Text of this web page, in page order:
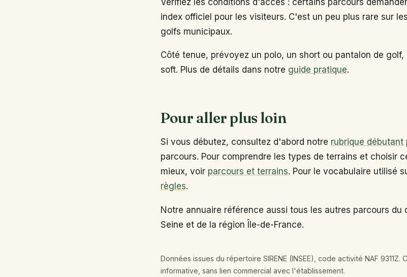
index officiel pour les visiteurs. C'est un peu plus rare sur
golfs municipaux.
Côté tenue, prévoyez un polo, un short ou pantalon de
soft. Plus de détails dans notre guide pratique.
Pour aller plus loin
Si vous débutez, consultez d'abord notre rubrique débutant
parcours. Pour comprendre les types de terrains et choisir
mieux, voir parcours et terrains. Pour le vocabulaire utilisé
règles.
Notre annuaire référence aussi tous les autres parcours du
Seine et de la région Île-de-France.
Données issues du répertoire SIRENE (INSEE), code activité NAF
informative, sans lien commercial avec l'établissement.